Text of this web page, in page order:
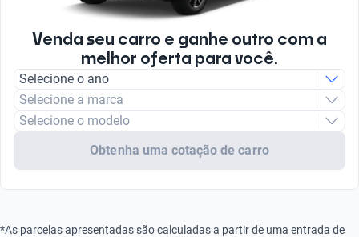
Venda seu carro e ganhe outro com a
melhor oferta para você.
Selecione o ano
Selecione a marca
Selecione o modelo
Obtenha uma cotação de carro
*As parcelas apresentadas são calculadas a partir de uma entrada de